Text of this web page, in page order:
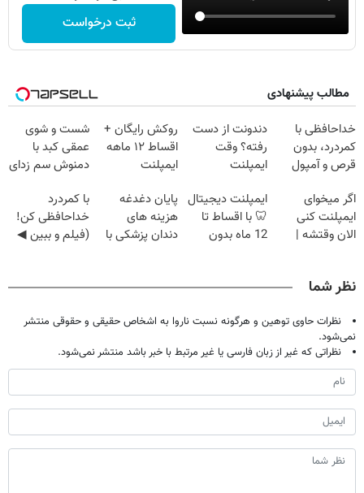
ثبت درخواست
مطالب پیشنهادی
خداحافظی با
کمردرد، بدون
قرص و آمپول
دندونت از دست
رفته؟ وقت
ایمپلنت
روکش رایگان +
اقساط ۱۲ ماهه
ایمپلنت
شست و شوی
عمقی کبد با
دمنوش سم زدای
اگر میخوای
ایمپلنت کنی
الان وقتشه |
ایمپلنت دیجیتال
🦷 با اقساط تا
12 ماه بدون
پایان دغدغه
هزینه های
دندان پزشکی با
با کمردرد
خداحافظی کن!
(فیلم و ببین ◀
نظر شما
نظرات حاوی توهین و هرگونه نسبت ناروا به اشخاص حقیقی و حقوقی منتشر
نمی‌شود.
نظراتی که غیر از زبان فارسی یا غیر مرتبط با خبر باشد منتشر نمی‌شود.